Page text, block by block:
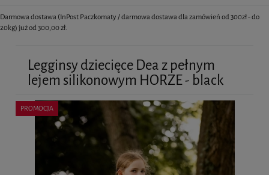
Darmowa dostawa (InPost Paczkomaty / darmowa dostawa dla zamówień od 300zł - do
20kg) już od 300,00 zł.
Legginsy dziecięce Dea z pełnym
lejem silikonowym HORZE - black
PROMOCJA